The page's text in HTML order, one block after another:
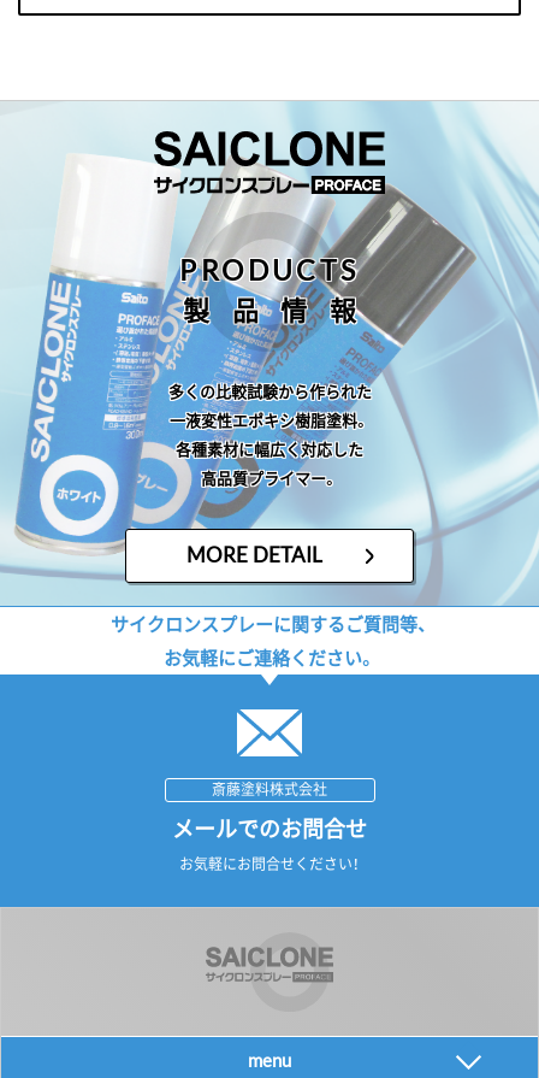
PRODUCTS
製品情報
多くの比較試験から作られた
一液変性エポキシ樹脂塗料。
各種素材に幅広く対応した
高品質プライマー。
MORE DETAIL
サイクロンスプレーに関するご質問等、
お気軽にご連絡ください。
斎藤塗料株式会社
メールでのお問合せ
お気軽にお問合せください！
menu